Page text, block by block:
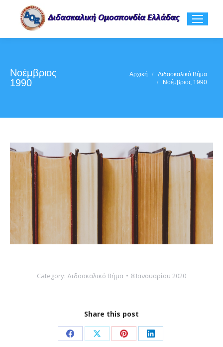
Νοέμβριος
1990
Αρχική
Διδασκαλικό Βήμα
Νοέμβριος 1990
Category: Διδασκαλικό Βήμα 8 Ιανουαρίου 2020
Share this post
Share Share Share Share